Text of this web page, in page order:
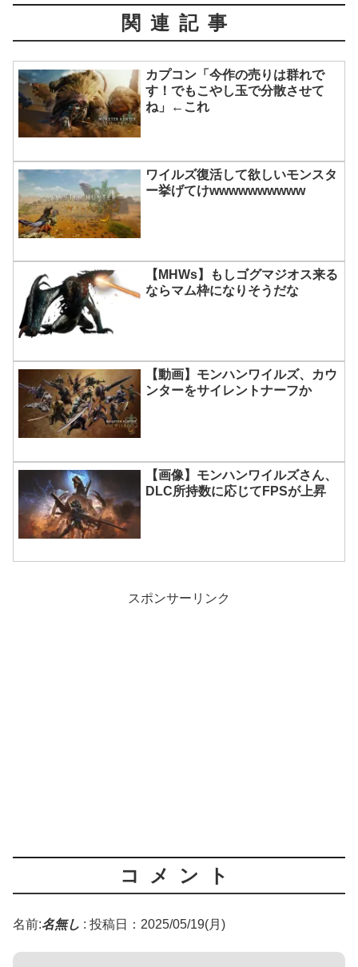
関連記事
カプコン「今作の売りは群れで
す！でもこやし玉で分散させて
ね」←これ
ワイルズ復活して欲しいモンスタ
ー挙げてけwwwwwwwwww
【MHWs】もしゴグマジオス来る
ならマム枠になりそうだな
【動画】モンハンワイルズ、カウ
ンターをサイレントナーフか
【画像】モンハンワイルズさん、
DLC所持数に応じてFPSが上昇
スポンサーリンク
コメント
名前:名無し : 投稿日：2025/05/19(月)